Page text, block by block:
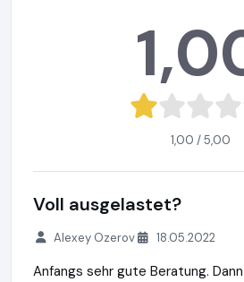
1,00 / 5,00
Voll ausgelastet?
Alexey Ozerov 18.05.2022
Anfangs sehr gute Beratung.